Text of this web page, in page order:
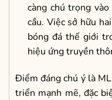
càng chú trọng
cầu. Việc sở hữu
bóng đá thế giới
hiệu ứng truyền
Điểm đáng chú ý là
triển mạnh mẽ, đặc